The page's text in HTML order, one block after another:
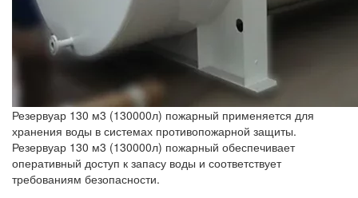
Резервуар 130 м3 (130000л) пожарный применяется для
хранения воды в системах противопожарной защиты.
Резервуар 130 м3 (130000л) пожарный обеспечивает
оперативный доступ к запасу воды и соответствует
требованиям безопасности.